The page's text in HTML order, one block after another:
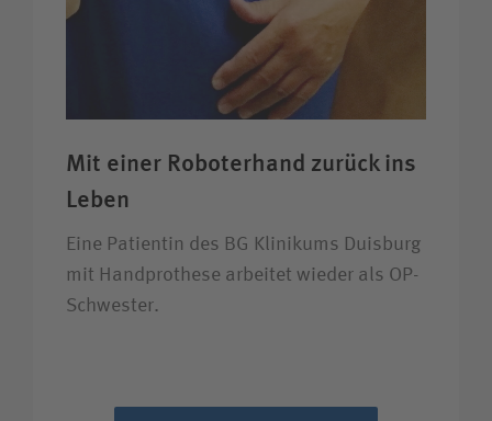
Mit einer Roboter­hand zurück ins
Leben
Eine Patientin des BG Klinikums Duisburg
mit Handprothese arbeitet wieder als OP-
Schwester.